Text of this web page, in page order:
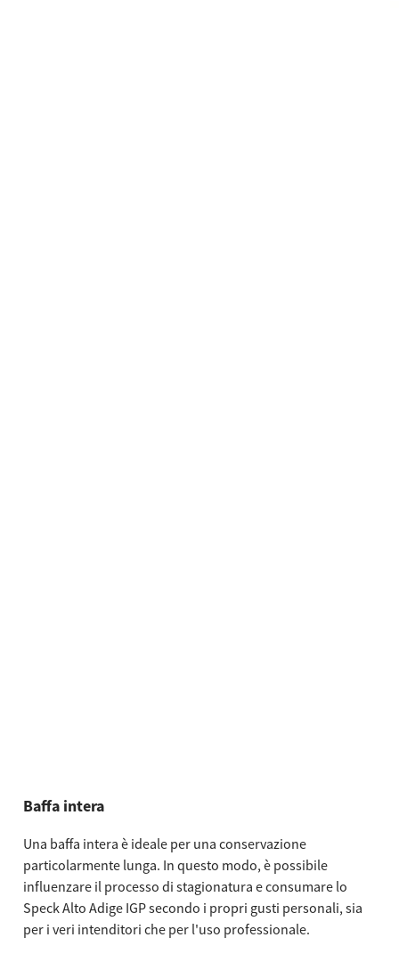
Baffa intera
Una baffa intera è ideale per una conservazione
particolarmente lunga. In questo modo, è possibile
influenzare il processo di stagionatura e consumare lo
Speck Alto Adige IGP secondo i propri gusti personali, sia
per i veri intenditori che per l'uso professionale.